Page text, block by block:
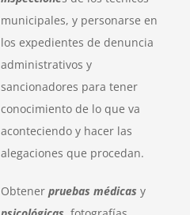
municipales, y personarse en
los expedientes de denuncia
administrativos y
sancionadores para tener
conocimiento de lo que va
aconteciendo y hacer las
alegaciones que procedan.
Obtenerpruebas médicas y